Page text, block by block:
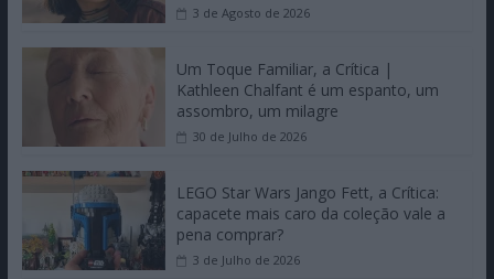
3 de Agosto de 2026
Um Toque Familiar, a Crítica |
Kathleen Chalfant é um espanto, um
assombro, um milagre
30 de Julho de 2026
LEGO Star Wars Jango Fett, a Crítica:
capacete mais caro da coleção vale a
pena comprar?
3 de Julho de 2026